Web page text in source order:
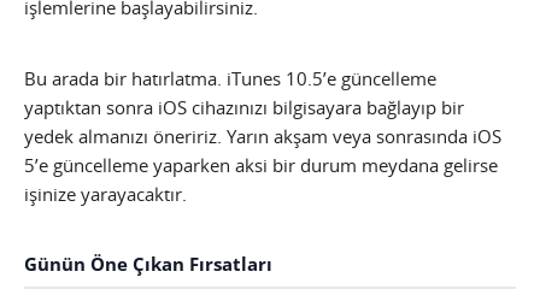
işlemlerine başlayabilirsiniz.
Bu arada bir hatırlatma. iTunes 10.5’e güncelleme
yaptıktan sonra iOS cihazınızı bilgisayara bağlayıp bir
yedek almanızı öneririz. Yarın akşam veya sonrasında iOS
5’e güncelleme yaparken aksi bir durum meydana gelirse
işinize yarayacaktır.
Günün Öne Çıkan Fırsatları